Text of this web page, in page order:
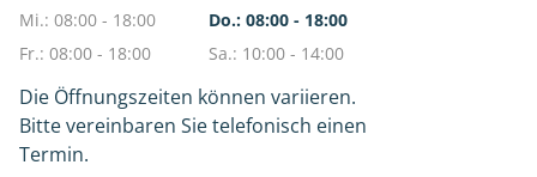
Mi.: 08:00 - 18:00
Do.: 08:00 - 18:00
Fr.: 08:00 - 18:00
Sa.: 10:00 - 14:00
Die Öffnungszeiten können variieren.
Bitte vereinbaren Sie telefonisch einen
Termin.